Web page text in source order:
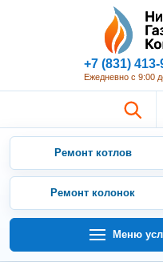
+7 (831) 413-
Ежедневно с 9:00
Ремонт котлов
Ремонт колонок
Меню